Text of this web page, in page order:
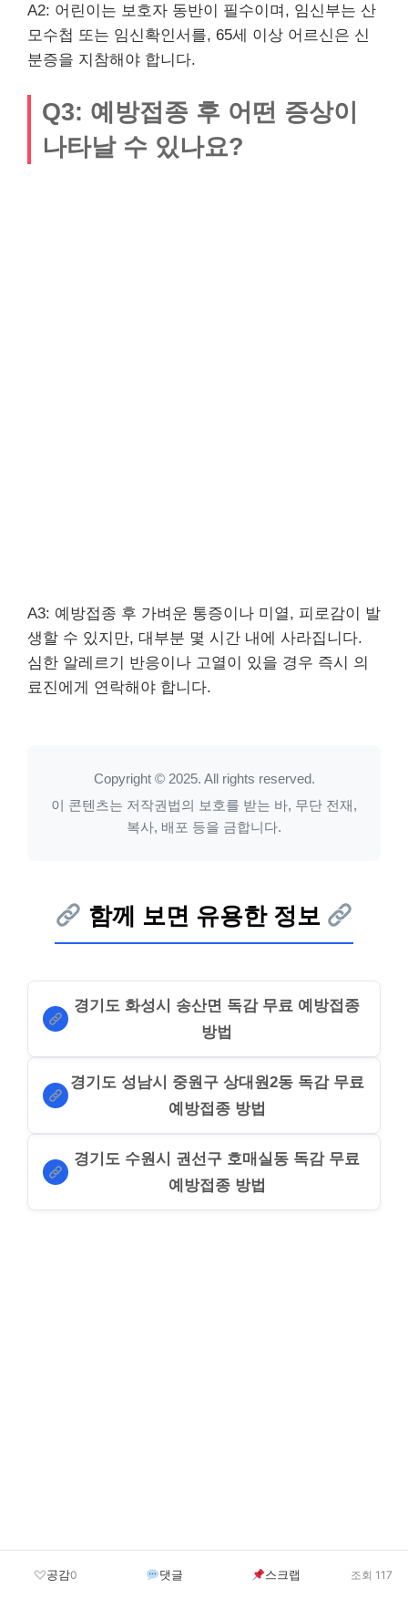
A2: 어린이는 보호자 동반이 필수이며, 임신부는 산
모수첩 또는 임신확인서를, 65세 이상 어르신은 신
분증을 지참해야 합니다.
Q3: 예방접종 후 어떤 증상이
나타날 수 있나요?
A3: 예방접종 후 가벼운 통증이나 미열, 피로감이 발
생할 수 있지만, 대부분 몇 시간 내에 사라집니다.
심한 알레르기 반응이나 고열이 있을 경우 즉시 의
료진에게 연락해야 합니다.
Copyright © 2025. All rights reserved.
이 콘텐츠는 저작권법의 보호를 받는 바, 무단 전재,
복사, 배포 등을 금합니다.
함께 보면 유용한 정보
경기도 화성시 송산면 독감 무료 예방접종
방법
경기도 성남시 중원구 상대원2동 독감 무료
예방접종 방법
경기도 수원시 권선구 호매실동 독감 무료
예방접종 방법
공감0 댓글 스크랩 조회 117